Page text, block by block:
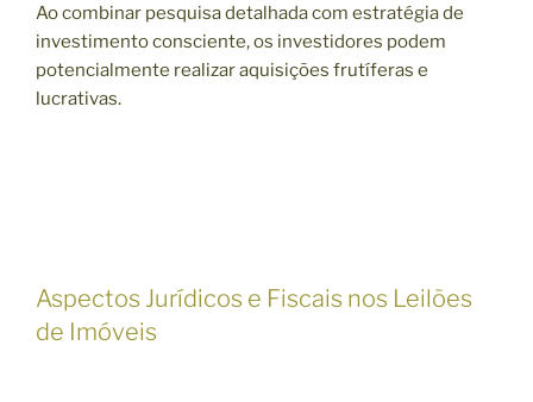
Ao combinar pesquisa detalhada com estratégia de
investimento consciente, os investidores podem
potencialmente realizar aquisições frutíferas e
lucrativas.
Aspectos Jurídicos e Fiscais nos Leilões
de Imóveis